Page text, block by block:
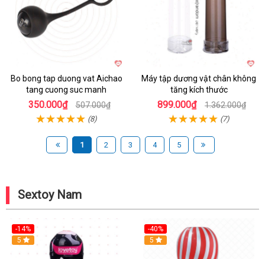
Bo bong tap duong vat Aichao
tang cuong suc manh
350.000₫ 507.000₫
(8)
Máy tập dương vật chân không
tăng kích thước
899.000₫ 1.362.000₫
(7)
1 2 3 4 5
Sextoy Nam
-14%
Hot
5
-40%
Hot
5